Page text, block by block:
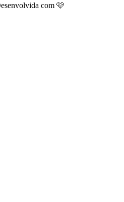
com 🩷